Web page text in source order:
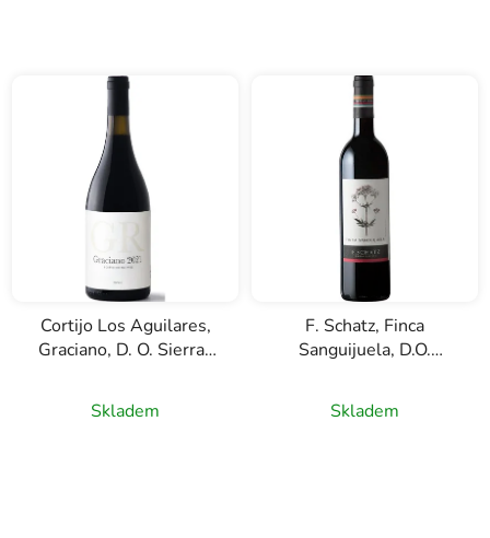
Cortijo Los Aguilares,
Graciano, D. O. Sierras
víno, 0,75l
Skladem
F. Schatz, Finca
Sanguijuela, D.O.
červené víno, 0,75l
Skladem